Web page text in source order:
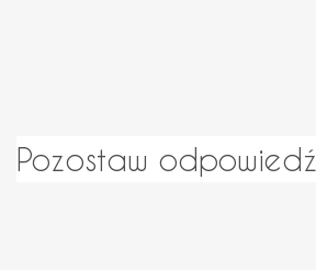
Pozostaw odpowiedź